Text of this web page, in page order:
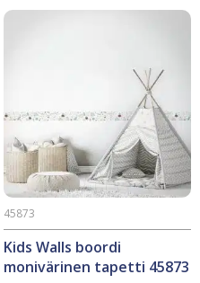
Kids Walls boordi
monivärinen tapetti 45873
45873